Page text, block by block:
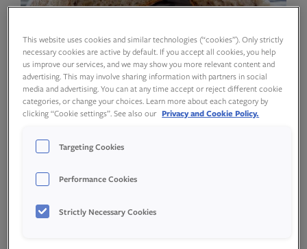
porsjoner
– +
Ingredienser
This website uses cookies and similar technologies (“cookies”). Only strictly
necessary cookies are active by default. If you accept all cookies, you help
us improve our services, and we may show you more relevant content and
advertising. This may involve sharing information with partners in social
media and advertising. You can at any time accept or reject different cookie
categories, or change your choices. Learn more about each category by
clicking “Cookie settings”. See also our Privacy and Cookie Policy.
Targeting Cookies
Performance Cookies
Strictly Necessary Cookies